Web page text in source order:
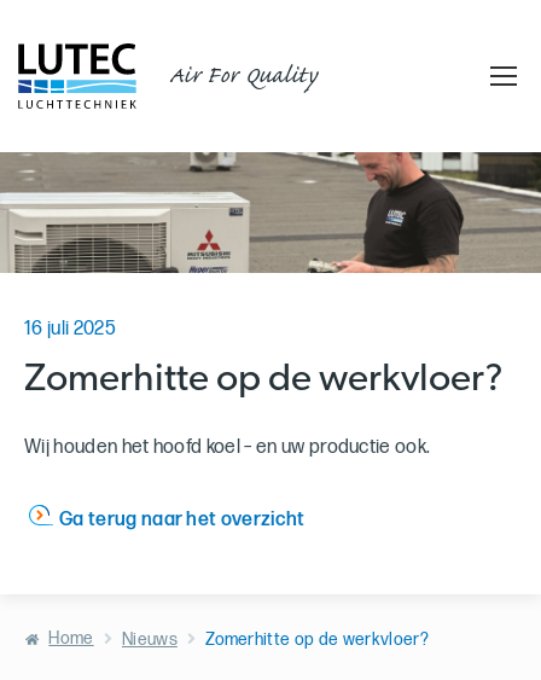
Air For Quality
16 juli 2025
Zomerhitte op de werkvloer?
Wij houden het hoofd koel – en uw productie ook.
Ga terug naar het overzicht
Home Nieuws Zomerhitte op de werkvloer?